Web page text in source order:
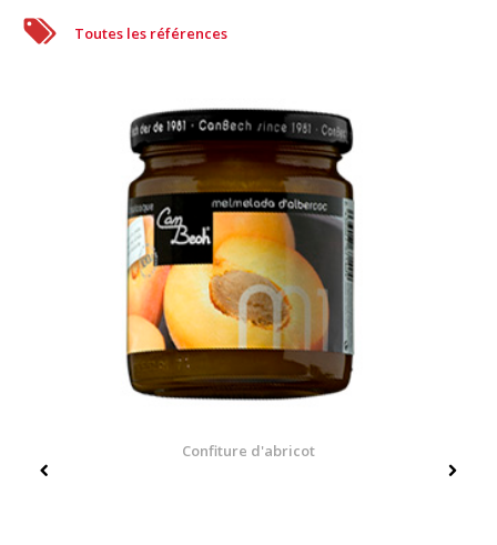
Toutes les références
Confiture d'abricot